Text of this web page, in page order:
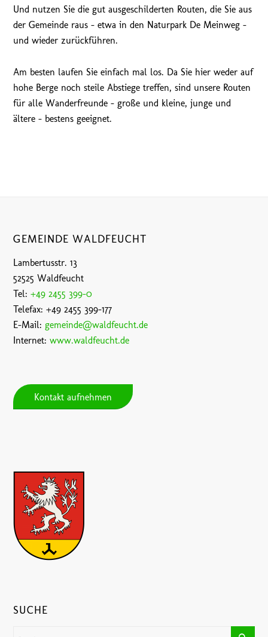
Und nutzen Sie die gut ausgeschilderten Routen, die Sie aus
der Gemeinde raus – etwa in den Naturpark De Meinweg –
und wieder zurückführen.
Am besten laufen Sie einfach mal los. Da Sie hier weder auf
hohe Berge noch steile Abstiege treffen, sind unsere Routen
für alle Wanderfreunde – große und kleine, junge und
ältere – bestens geeignet.
GEMEINDE WALDFEUCHT
Lambertusstr. 13
52525 Waldfeucht
Tel:+49 2455 399-0
Telefax: +49 2455 399-177
E-Mail: gemeinde@waldfeucht.de
Internet:www.waldfeucht.de
Kontakt aufnehmen
SUCHE